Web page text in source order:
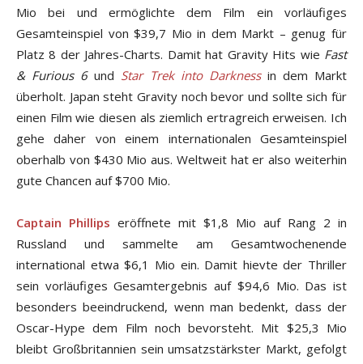
Mio bei und ermöglichte dem Film ein vorläufiges
Gesamteinspiel von $39,7 Mio in dem Markt – genug für
Platz 8 der Jahres-Charts. Damit hat Gravity Hits wie Fast
& Furious 6und Star Trek into Darknessin dem Markt
überholt. Japan steht Gravity noch bevor und sollte sich für
einen Film wie diesen als ziemlich ertragreich erweisen. Ich
gehe daher von einem internationalen Gesamteinspiel
oberhalb von $430 Mio aus. Weltweit hat er also weiterhin
gute Chancen auf $700 Mio.
Captain Phillips eröffnete mit $1,8 Mio auf Rang 2 in
Russland und sammelte am Gesamtwochenende
international etwa $6,1 Mio ein. Damit hievte der Thriller
sein vorläufiges Gesamtergebnis auf $94,6 Mio. Das ist
besonders beeindruckend, wenn man bedenkt, dass der
Oscar-Hype dem Film noch bevorsteht. Mit $25,3 Mio
bleibt Großbritannien sein umsatzstärkster Markt, gefolgt